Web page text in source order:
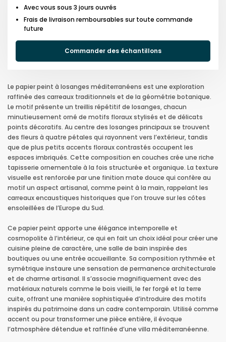
Avec vous sous 3 jours ouvrés
Frais de livraison remboursables sur toute commande
future
Commander des échantillons
Le papier peint à losanges méditerranéens est une exploration
raffinée des carreaux traditionnels et de la géométrie botanique.
Le motif présente un treillis répétitif de losanges, chacun
minutieusement orné de motifs floraux stylisés et de délicats
points décoratifs. Au centre des losanges principaux se trouvent
des fleurs à quatre pétales qui rayonnent vers l’extérieur, tandis
que de plus petits accents floraux contrastés occupent les
espaces imbriqués. Cette composition en couches crée une riche
tapisserie ornementale à la fois structurée et organique. La texture
visuelle est renforcée par une finition mate douce qui confère au
motif un aspect artisanal, comme peint à la main, rappelant les
carreaux encaustiques historiques que l’on trouve sur les côtes
ensoleillées de l’Europe du Sud.
Ce papier peint apporte une élégance intemporelle et
cosmopolite à l’intérieur, ce qui en fait un choix idéal pour créer une
cuisine pleine de caractère, une salle de bain inspirée des
boutiques ou une entrée accueillante. Sa composition rythmée et
symétrique instaure une sensation de permanence architecturale
et de charme artisanal. Il s’associe magnifiquement avec des
matériaux naturels comme le bois vieilli, le fer forgé et la terre
cuite, offrant une manière sophistiquée d’introduire des motifs
inspirés du patrimoine dans un cadre contemporain. Utilisé comme
accent ou pour transformer une pièce entière, il évoque
l’atmosphère détendue et raffinée d’une villa méditerranéenne.